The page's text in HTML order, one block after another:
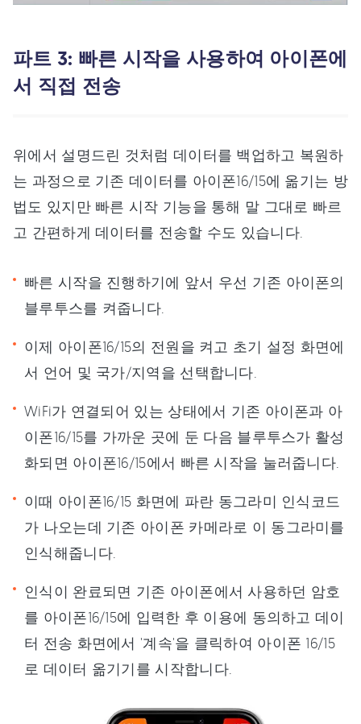
파트 3: 빠른 시작을 사용하여 아이폰에
서 직접 전송
위에서 설명드린 것처럼 데이터를 백업하고 복원하
는 과정으로 기존 데이터를 아이폰16/15에 옮기는 방
법도 있지만 빠른 시작 기능을 통해 말 그대로 빠르
고 간편하게 데이터를 전송할 수도 있습니다.
빠른 시작을 진행하기에 앞서 우선 기존 아이폰의
블루투스를 켜줍니다.
이제 아이폰16/15의 전원을 켜고 초기 설정 화면에
서 언어 및 국가/지역을 선택합니다.
WiFi가 연결되어 있는 상태에서 기존 아이폰과 아
이폰16/15를 가까운 곳에 둔 다음 블루투스가 활성
화되면 아이폰16/15에서 빠른 시작을 눌러줍니다.
이때 아이폰16/15 화면에 파란 동그라미 인식코드
가 나오는데 기존 아이폰 카메라로 이 동그라미를
인식해줍니다.
인식이 완료되면 기존 아이폰에서 사용하던 암호
를 아이폰16/15에 입력한 후 이용에 동의하고 데이
터 전송 화면에서 '계속'을 클릭하여 아이폰 16/15
로 데이터 옮기기를 시작합니다.